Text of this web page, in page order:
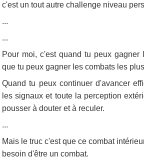
c'est un tout autre challenge niveau
...
...
Pour moi, c'est quand tu peux gagner
que tu peux gagner les combats les
Quand tu peux continuer d'avancer
les signaux et toute la perception
pousser à douter et à reculer.
...
Mais le truc c'est que ce combat
besoin d'être un combat.